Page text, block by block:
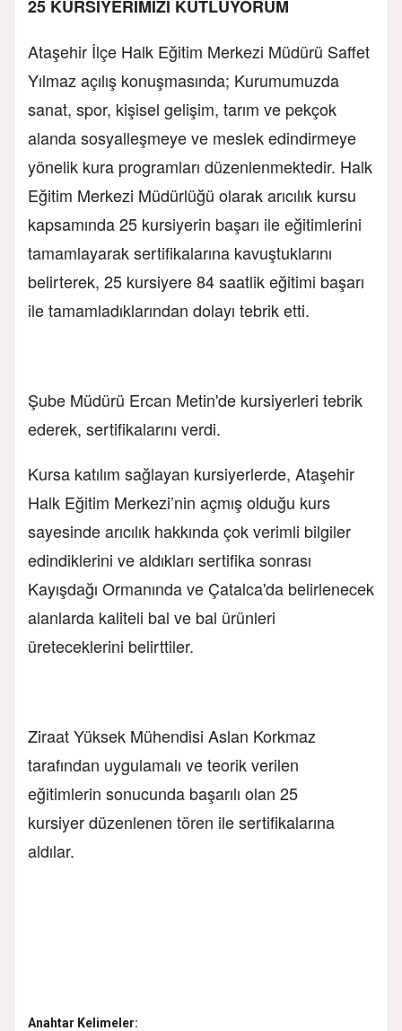
25 KURSİYERİMİZİ KUTLUYORUM
Ataşehir İlçe Halk Eğitim Merkezi Müdürü Saffet
Yılmaz açılış konuşmasında; Kurumumuzda
sanat, spor, kişisel gelişim, tarım ve pekçok
alanda sosyalleşmeye ve meslek edindirmeye
yönelik kura programları düzenlenmektedir. Halk
Eğitim Merkezi Müdürlüğü olarak arıcılık kursu
kapsamında 25 kursiyerin başarı ile eğitimlerini
tamamlayarak sertifikalarına kavuştuklarını
belirterek, 25 kursiyere 84 saatlik eğitimi başarı
ile tamamladıklarından dolayı tebrik etti.
Şube Müdürü Ercan Metin'de kursiyerleri tebrik
ederek, sertifikalarını verdi.
Kursa katılım sağlayan kursiyerlerde, Ataşehir
Halk Eğitim Merkezi’nin açmış olduğu kurs
sayesinde arıcılık hakkında çok verimli bilgiler
edindiklerini ve aldıkları sertifika sonrası
Kayışdağı Ormanında ve Çatalca'da belirlenecek
alanlarda kaliteli bal ve bal ürünleri
üreteceklerini belirttiler.
Ziraat Yüksek Mühendisi Aslan Korkmaz
tarafından uygulamalı ve teorik verilen
eğitimlerin sonucunda başarılı olan 25
kursiyer düzenlenen tören ile sertifikalarına
aldılar.
Anahtar Kelimeler: